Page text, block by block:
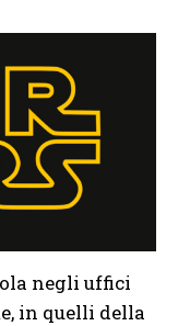
negli uffici
in quelli della